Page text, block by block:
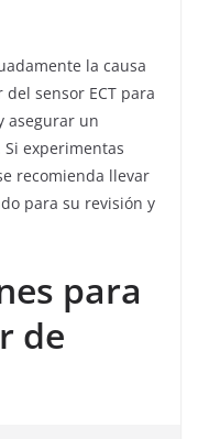
la causa
sensor ECT para
asegurar un
experimentas
recomienda llevar
para su revisión y
para
de